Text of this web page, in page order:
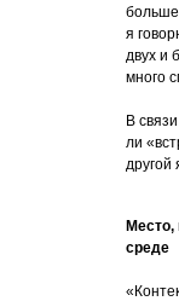
больше
я
двух и
много
В
ли
другой
Место,
среде